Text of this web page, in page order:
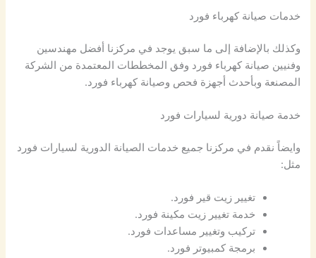
خدمات صيانة كهرباء فورد
وكذلك بالإضافة إلى ما سبق يوجد في مركزنا أفضل مهندسين
وفنيين صيانة كهرباء فورد وفق المخططات المعتمدة من الشركة
المصنعة وبأحدث أجهزة فحص وصيانة كهرباء فورد.
خدمة صيانة دورية لسيارات فورد
وايضاً نقدم في مركزنا جميع خدمات الصيانة الدورية لسيارات فورد
مثل:
تغيير زيت قير فورد.
خدمة تغيير زيت مكينة فورد.
تركيب وتغيير مساعدات فورد.
برمجة كمبيوتر فورد.